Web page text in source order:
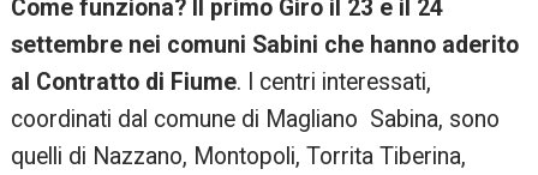
Come funziona? Il primo Giro il 23 e il 24
settembre nei comuni Sabini che hanno aderito
al Contratto di Fiume. I centri interessati,
coordinati dal comune di Magliano Sabina, sono
quelli di Nazzano, Montopoli, Torrita Tiberina,